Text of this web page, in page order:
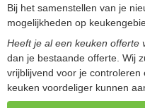
Bij het samenstellen van je
mogelijkheden op
Heeft je al een keuken offerte
dan je bestaande offerte. Wij
vrijblijvend voor je
keuken voordeliger kunnen